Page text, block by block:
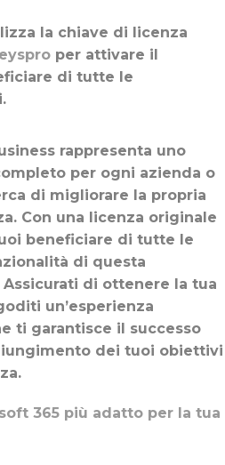
la chiave di licenza
per attivare il
di tutte le
rappresenta uno
per ogni azienda o
di migliorare la propria
Con una licenza originale
beneficiare di tutte le
di questa
di ottenere la tua
un’esperienza
ti garantisce il successo
dei tuoi obiettivi
365 più adatto per la tua